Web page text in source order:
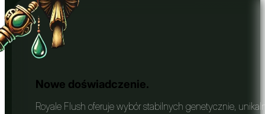
Nowe doświadczenie.
Royale Flush oferuje wybór stabilnych genetycznie,